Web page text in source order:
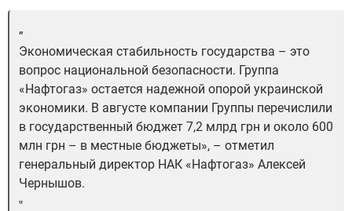
Экономическая стабильность государства – это
вопрос национальной безопасности. Группа
«Нафтогаз» остается надежной опорой украинской
экономики. В августе компании Группы перечислили
в государственный бюджет 7,2 млрд грн и около 600
млн грн – в местные бюджеты», – отметил
генеральный директор НАК «Нафтогаз» Алексей
Чернышов.